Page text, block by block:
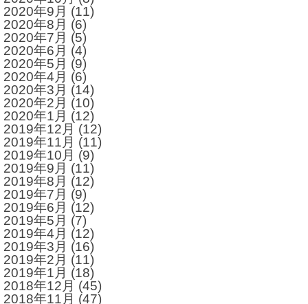
2020年9月 (11)
2020年8月 (6)
2020年7月 (5)
2020年6月 (4)
2020年5月 (9)
2020年4月 (6)
2020年3月 (14)
2020年2月 (10)
2020年1月 (12)
2019年12月 (12)
2019年11月 (11)
2019年10月 (9)
2019年9月 (11)
2019年8月 (12)
2019年7月 (9)
2019年6月 (12)
2019年5月 (7)
2019年4月 (12)
2019年3月 (16)
2019年2月 (11)
2019年1月 (18)
2018年12月 (45)
2018年11月 (47)